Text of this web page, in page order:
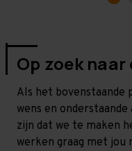
Op zoek
Als het bovenstaande
wens en
zijn dat we te maken
werken graag met jou